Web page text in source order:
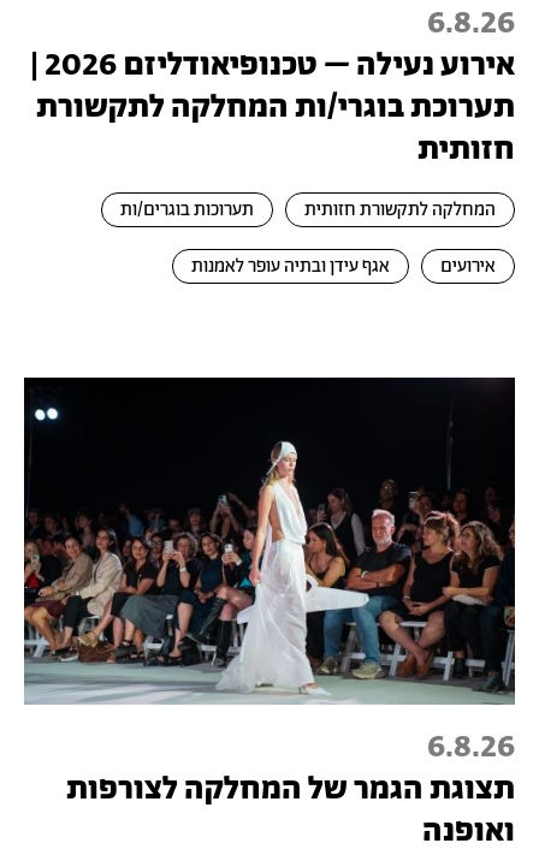
6.8.26
אירוע נעילה – טכנופיאודליזם 2026 |
תערוכת בוגרי/ות המחלקה לתקשורת
חזותית
המחלקה לתקשורת חזותית תערוכות בוגרים/ות
אירועים אגף עידן ובתיה עופר לאמנות
6.8.26
תצוגת הגמר של המחלקה לצורפות
ואופנה